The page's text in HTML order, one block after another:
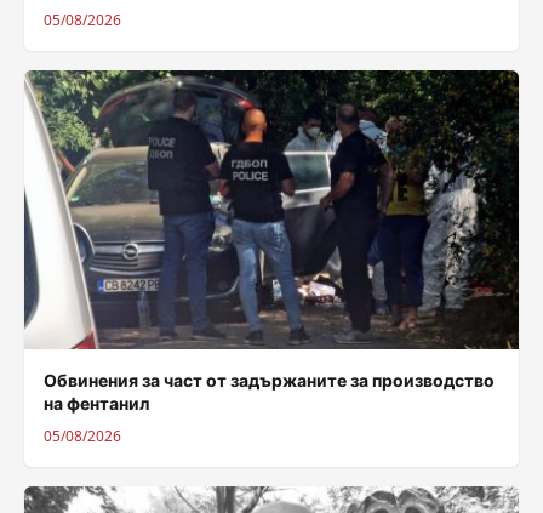
05/08/2026
Обвинения за част от задържаните за производство
на фентанил
05/08/2026